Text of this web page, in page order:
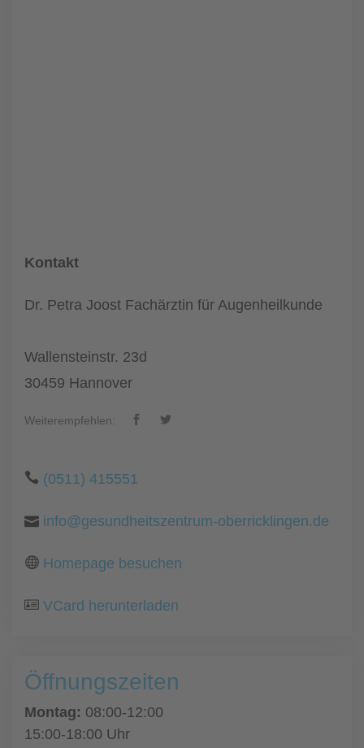
Kontakt
Dr. Petra Joost Fachärztin für Augenheilkunde
Wallensteinstr. 23d
30459 Hannover
Weiterempfehlen:
(0511) 415551
info@gesundheitszentrum-oberricklingen.de
Homepage besuchen
VCard herunterladen
Öffnungszeiten
Montag: 08:00-12:00
15:00-18:00 Uhr